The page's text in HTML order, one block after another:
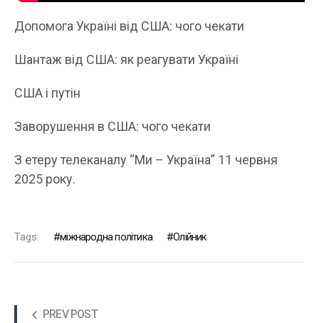
Допомога Україні від США: чого чекати
Шантаж від США: як реагувати Україні
США і путін
Заворушення в США: чого чекати
З етеру телеканалу “Ми – Україна” 11 червня
2025 року.
Tags: міжнародна політика Олійник
PREV POST